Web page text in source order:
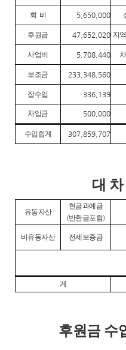
회 비 5,650,000
후원금 47,652,020 지
사업비 5,708,440
보조금 233,348,560
잡수입 336,139
차입금 500,000
수입합계 307,859,707
대
유동자산
현금과예금
(반환금포함)
비유동자산 전세보증금
계
후원금 수